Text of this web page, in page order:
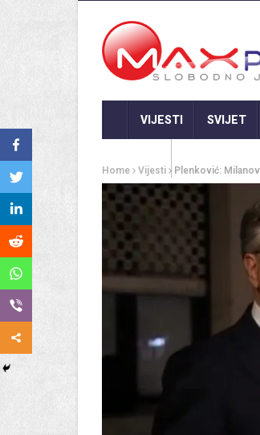
VIJESTI SVIJET
Home Vijesti Plenković: